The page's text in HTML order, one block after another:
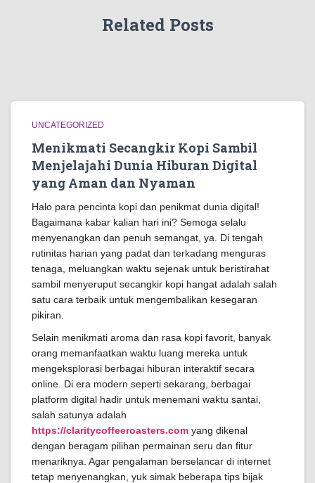
Related Posts
UNCATEGORIZED
Menikmati Secangkir Kopi Sambil
Menjelajahi Dunia Hiburan Digital
yang Aman dan Nyaman
Halo para pencinta kopi dan penikmat dunia digital!
Bagaimana kabar kalian hari ini? Semoga selalu
menyenangkan dan penuh semangat, ya. Di tengah
rutinitas harian yang padat dan terkadang menguras
tenaga, meluangkan waktu sejenak untuk beristirahat
sambil menyeruput secangkir kopi hangat adalah salah
satu cara terbaik untuk mengembalikan kesegaran
pikiran.
Selain menikmati aroma dan rasa kopi favorit, banyak
orang memanfaatkan waktu luang mereka untuk
mengeksplorasi berbagai hiburan interaktif secara
online. Di era modern seperti sekarang, berbagai
platform digital hadir untuk menemani waktu santai,
salah satunya adalah
https://claritycoffeeroasters.com yang dikenal
dengan beragam pilihan permainan seru dan fitur
menariknya. Agar pengalaman berselancar di internet
tetap menyenangkan, yuk simak beberapa tips bijak